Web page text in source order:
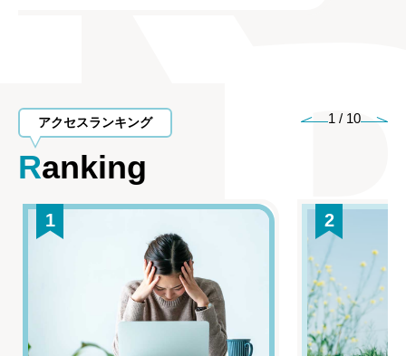
アクセスランキング
Ranking
1 / 10
1 2